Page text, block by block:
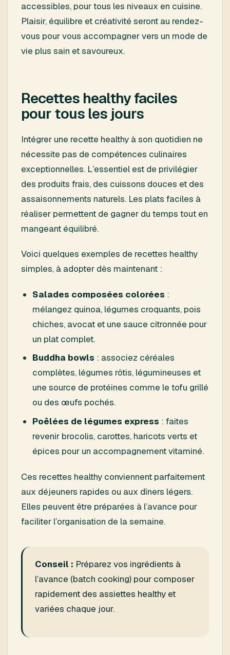
accessibles, pour tous les niveaux en cuisine.
Plaisir, équilibre et créativité seront au rendez-
vous pour vous accompagner vers un mode de
vie plus sain et savoureux.
Recettes healthy faciles
pour tous les jours
Intégrer une recette healthy à son quotidien ne
nécessite pas de compétences culinaires
exceptionnelles. L’essentiel est de privilégier
des produits frais, des cuissons douces et des
assaisonnements naturels. Les plats faciles à
réaliser permettent de gagner du temps tout en
mangeant équilibré.
Voici quelques exemples de recettes healthy
simples, à adopter dès maintenant :
Salades composées colorées :
mélangez quinoa, légumes croquants, pois
chiches, avocat et une sauce citronnée pour
un plat complet.
Buddha bowls : associez céréales
complètes, légumes rôtis, légumineuses et
une source de protéines comme le tofu grillé
ou des œufs pochés.
Poêlées de légumes express : faites
revenir brocolis, carottes, haricots verts et
épices pour un accompagnement vitaminé.
Ces recettes healthy conviennent parfaitement
aux déjeuners rapides ou aux dîners légers.
Elles peuvent être préparées à l’avance pour
faciliter l’organisation de la semaine.
Conseil : Préparez vos ingrédients à
l’avance (batch cooking) pour composer
rapidement des assiettes healthy et
variées chaque jour.